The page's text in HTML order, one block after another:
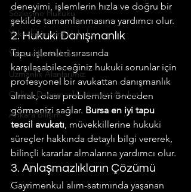
Sözleşme Hukuku
Yükseköğretim Hukuku
Yabancılar Hukuku
Uzmanlık Alanlarımız
Online Danışmanlık Hizmeti Avukat
Ankara Bilişim
deneyimi, işlemlerin hızla ve doğru bir
şekilde tamamlanmasına yardımcı olur.
2. Hukuki Danışmanlık
Tapu işlemleri sırasında
karşılaşabileceğiniz hukuki sorunlar için
profesyonel bir avukattan danışmanlık
almak, olası problemleri önceden
görmenizi sağlar. Bursa en iyi tapu
tescil avukatı, müvekkillerine hukuki
süreçler hakkında detaylı bilgi vererek,
bilinçli kararlar almalarına yardımcı olur.
3. Anlaşmazlıkların Çözümü
Gayrimenkul alım-satımında yaşanan